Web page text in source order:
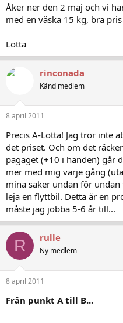
Åker ner den 2 maj och vi
med en väska 15 kg, bra
Lotta
rinconada
Känd medlem
8 april 2011
Precis A-Lotta! Jag tror inte
det priset. Och om det
pagaget (+10 i handen) går
mer med mig varje gång
mina saker undan för
leja en flyttbil. Detta är en
måste jag jobba 5-6 år till...
R rulle
Ny medlem
8 april 2011
Från punkt A till B...